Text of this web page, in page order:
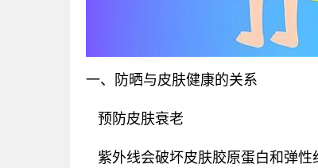
一、防晒与皮肤健康的关系
‌ 预防皮肤衰老‌
紫外线会破坏皮肤胶原蛋白和弹性